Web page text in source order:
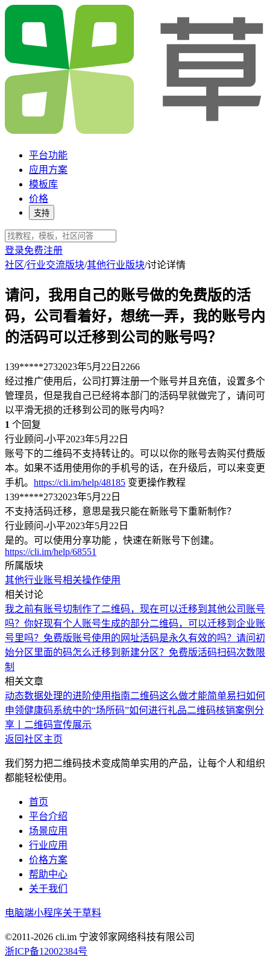
平台功能
应用方案
模板库
价格
支持
登录免费注册
社区/行业交流版块/其他行业版块/讨论详情
请问，我用自己的账号做的免费版的活
码，公司看着好，想统一弄，我的账号内
的活码可以迁移到公司的账号吗？
139*****2732023年5月22日 2266
经过推广使用后，公司打算注册一个账号并且充值，设置多个
管理员，但是我自己已经将本部门的活码早就做完了，请问可
以平滑无损的迁移到公司的账号内吗？
1 个回复
行业顾问-小平2023年5月22日
账号下的二维码不支持转让的。可以以你的账号去购买付费版
本。如果不适用使用你的手机号的话，在升级后，可以来变更
手机。 https://cli.im/help/48185 变更操作教程
139*****2732023年5月22日
不支持活码迁移，意思是我只能在新账号下重新制作？
行业顾问-小平2023年5月22日
是的。可以使用分享功能 ，快速在新账号下创建。
https://cli.im/help/68551
所属版块
其他行业账号相关操作使用
相关讨论
我之前有账号切制作了二维码，现在可以迁移到其他公司账号
吗？ 你好现有个人账号生成的部分二维码，可以迁移到企业账
号里吗？ 免费版账号使用的网址活码是永久有效的吗？ 请问初
始分区里面的码怎么迁移到新建分区？ 免费版活码扫码次数限
制
相关文章
动态数据处理的进阶使用指南二维码这么做才能简单易扫如何
申领健康码系统中的“场所码”如何进行礼品二维码核销案例分
享丨二维码宣传展示
返回社区主页
我们努力把二维码技术变成简单实用的产品，让每个人和组织
都能轻松使用。
首页
平台介绍
场景应用
行业应用
价格方案
帮助中心
关于我们
电脑端小程序关于草料
©2011-2026 cli.im 宁波邻家网络科技有限公司
浙ICP备12002384号